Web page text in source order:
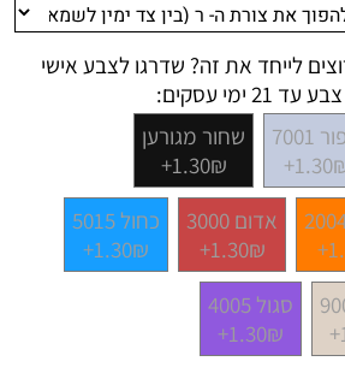
לייחד את זה? שדרגו לצבע אישי
עסקים:
7001
שחור מגורען
1.30₪+
אדום 3000
1.30₪+
כחול 5015
1.30₪+
סגול 4005
1.30₪+